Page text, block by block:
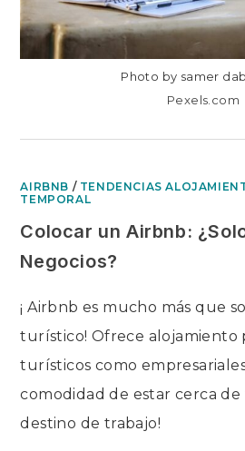
Photo by samer
Pexels.com
AIRBNB / TENDENCIAS
TEMPORAL
Colocar un Airbnb:
Negocios?
¡ Airbnb es mucho más que
turístico! Ofrece alojamiento
turísticos como
comodidad de estar cerca de
destino de trabajo!